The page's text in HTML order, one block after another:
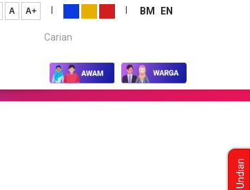
A A+ | | BM
EN
Carian...
Undian